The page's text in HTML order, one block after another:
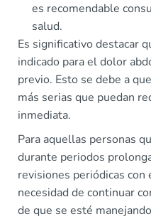
es recomendable
salud.
Es significativo destacar
indicado para el dolor
previo. Esto se debe a
más serias que puedan
inmediata.
Para aquellas personas
durante periodos
revisiones periódicas
necesidad de continuar
de que se esté